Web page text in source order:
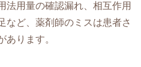
法用量の確認漏れ、相互作用
など、薬剤師のミスは患者さ
あります。